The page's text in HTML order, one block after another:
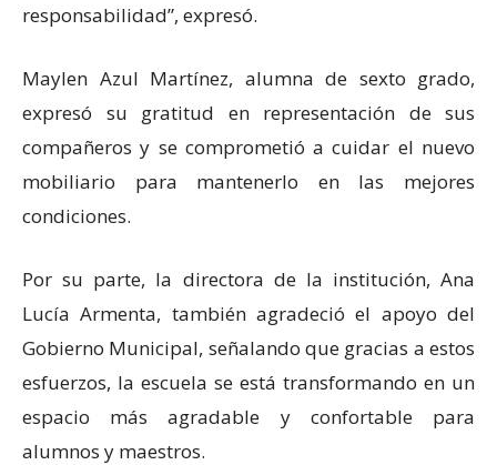
responsabilidad”, expresó.
Maylen Azul Martínez, alumna de sexto grado,
expresó su gratitud en representación de sus
compañeros y se comprometió a cuidar el nuevo
mobiliario para mantenerlo en las mejores
condiciones.
Por su parte, la directora de la institución, Ana
Lucía Armenta, también agradeció el apoyo del
Gobierno Municipal, señalando que gracias a estos
esfuerzos, la escuela se está transformando en un
espacio más agradable y confortable para
alumnos y maestros.